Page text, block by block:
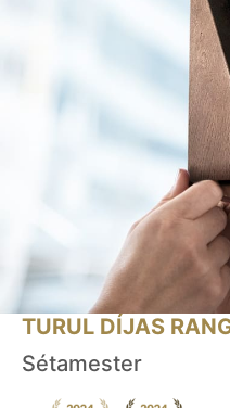
TURUL DÍJAS
Sétamester